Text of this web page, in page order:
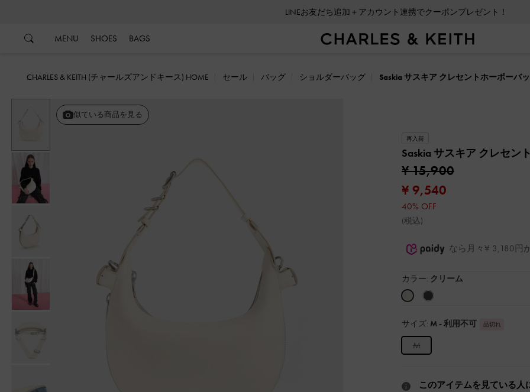
LINEお友だち追加＋アカウント連携でクーポンプレゼント！
MENU SHOES BAGS
CHARLES & KEITH (チャールズアンドキース) HOME セール バッグ ショルダーバッグ Saskia サスキア クレセントホーボーバ
似ている商品を見る
再入荷
Saskia サスキア クレセン
¥ 15,900
¥ 9,540
40% OFF
(税込)
なら月々¥ 3,180円
カラー: クリーム
サイズ: M - 利用不可 品切れ
M
このアイテムを見ている人